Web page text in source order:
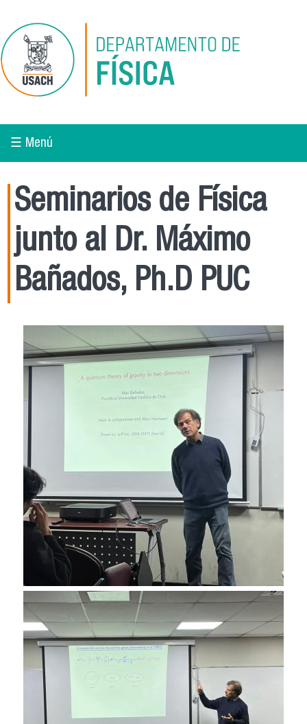
☰ Menú
Seminarios de Física
junto al Dr. Máximo
Bañados, Ph.D PUC